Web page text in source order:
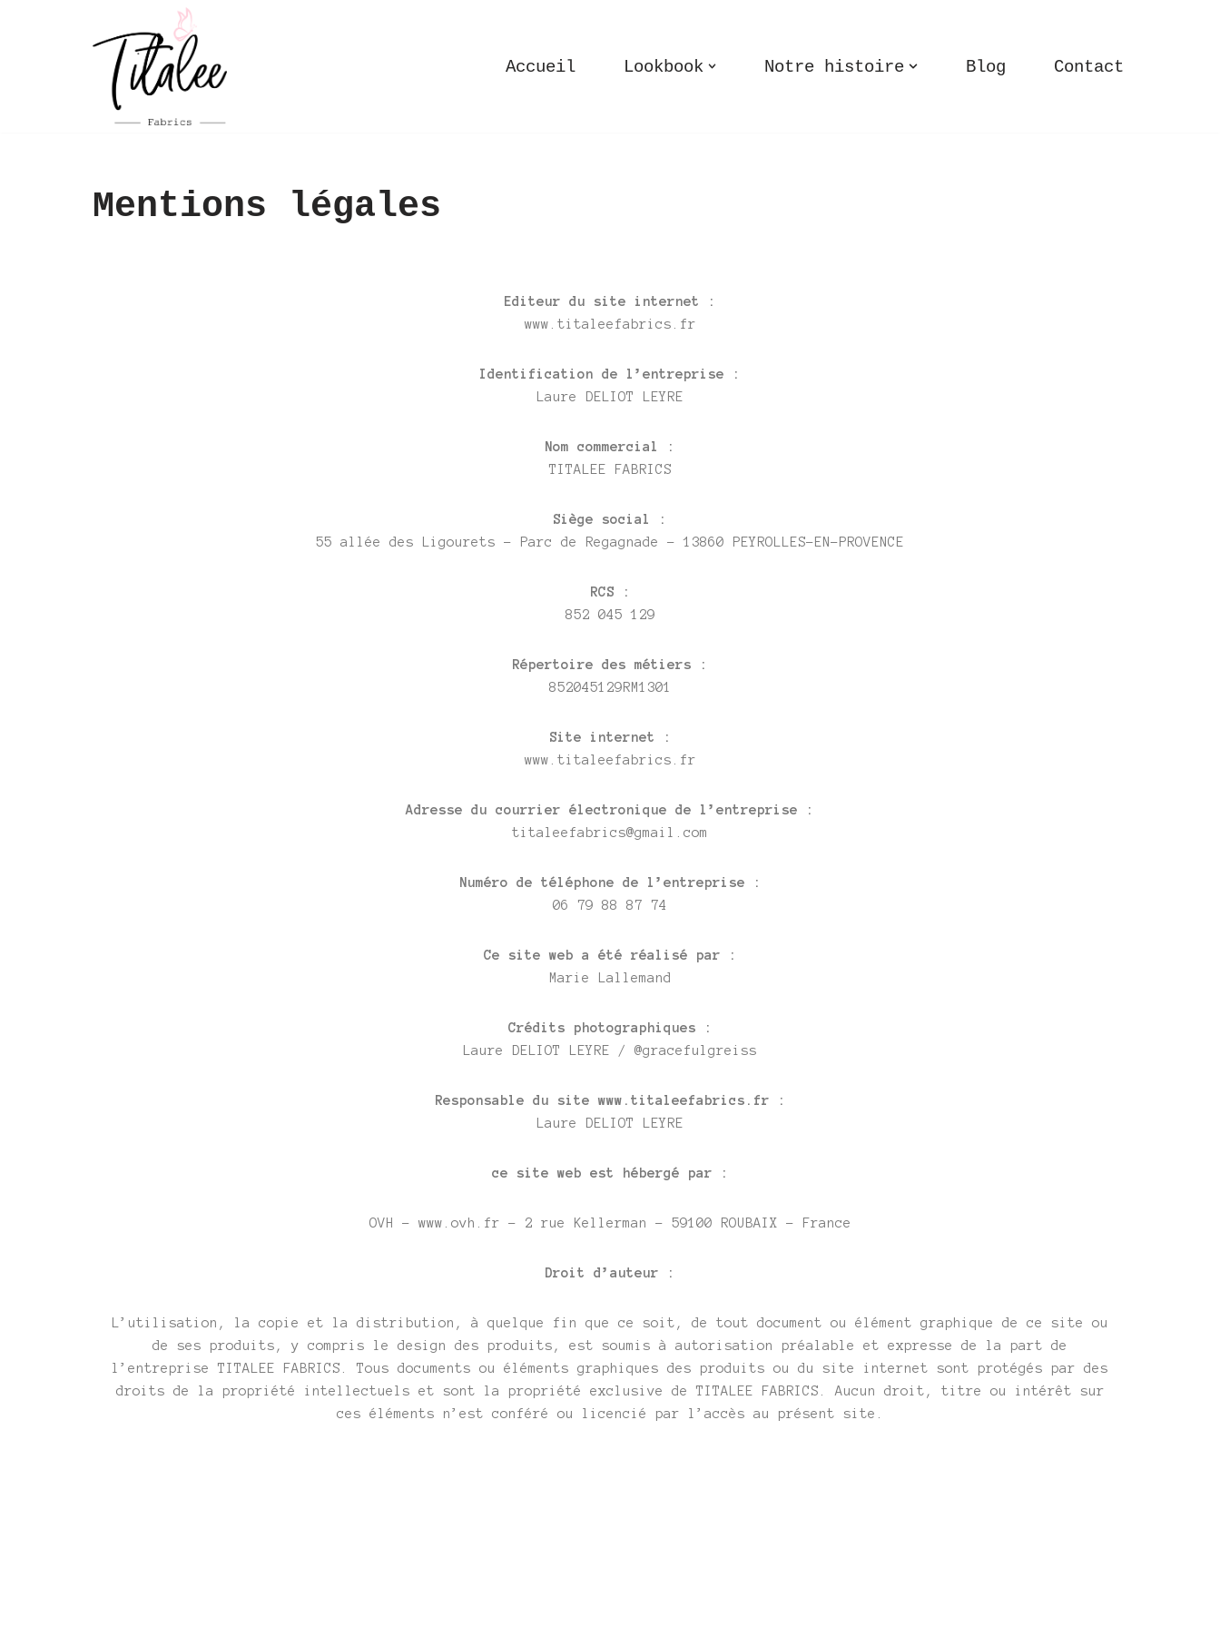
Accueil Lookbook Notre histoire Blog Contact
Mentions légales
Editeur du site internet :
www.titaleefabrics.fr
Identification de l’entreprise :
Laure DELIOT LEYRE
Nom commercial :
TITALEE FABRICS
Siège social :
55 allée des Ligourets – Parc de Regagnade – 13860 PEYROLLES-EN-PROVENCE
RCS :
852 045 129
Répertoire des métiers :
852045129RM1301
Site internet :
www.titaleefabrics.fr
Adresse du courrier électronique de l’entreprise :
titaleefabrics@gmail.com
Numéro de téléphone de l’entreprise :
06 79 88 87 74
Ce site web a été réalisé par :
Marie Lallemand
Crédits photographiques :
Laure DELIOT LEYRE / @gracefulgreiss
Responsable du site www.titaleefabrics.fr :
Laure DELIOT LEYRE
ce site web est hébergé par :
OVH – www.ovh.fr – 2 rue Kellerman – 59100 ROUBAIX – France
Droit d’auteur :
L’utilisation, la copie et la distribution, à quelque fin que ce soit, de tout document ou élément graphique de ce site ou
de ses produits, y compris le design des produits, est soumis à autorisation préalable et expresse de la part de
l’entreprise TITALEE FABRICS. Tous documents ou éléments graphiques des produits ou du site internet sont protégés par des
droits de la propriété intellectuels et sont la propriété exclusive de TITALEE FABRICS. Aucun droit, titre ou intérêt sur
ces éléments n’est conféré ou licencié par l’accès au présent site.